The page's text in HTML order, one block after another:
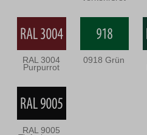
RAL 3004
Purpurrot
0918 Grün
RAL 9005